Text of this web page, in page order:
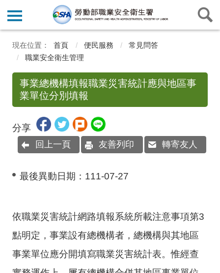
首頁 便民服務
常見問答
職業安全衛生管理
事業總機構填報職業災害統計應與地區事
業單位分別填報
分享
回上一頁 友善列印 轉寄友人
最後異動日期： 111-07-27
依職業災害統計網路填報系統所載注意事項第3
點明定，事業設有總機構者，總機構與其地區
事業單位應分開填寫職業災害統計表。惟經查